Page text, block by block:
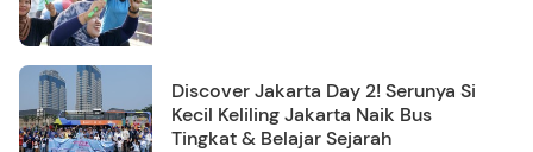
Discover Jakarta Day 2! Serunya Si
Kecil Keliling Jakarta Naik Bus
Tingkat & Belajar Sejarah